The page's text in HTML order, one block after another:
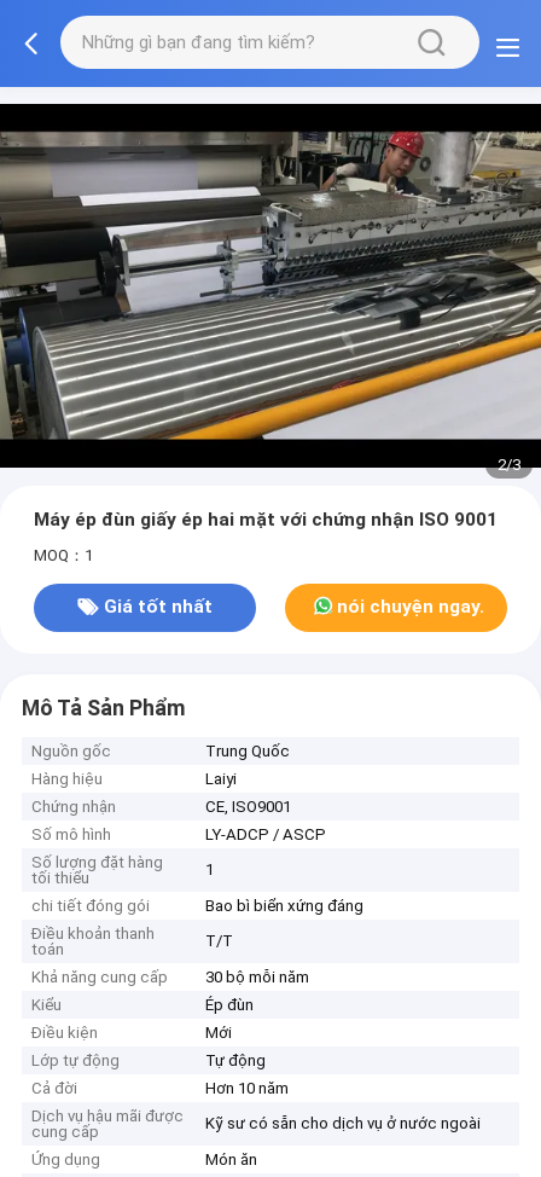
2/3
Máy ép đùn giấy ép hai mặt với chứng nhận ISO 9001
MOQ：1
Giá tốt nhất nói chuyện ngay.
Mô Tả Sản Phẩm
Nguồn gốc
Trung Quốc
Hàng hiệu
Laiyi
Chứng nhận
CE, ISO9001
Số mô hình
LY-ADCP / ASCP
Số lượng đặt hàng
tối thiểu
1
chi tiết đóng gói
Bao bì biển xứng đáng
Điều khoản thanh
toán
T/T
Khả năng cung cấp
30 bộ mỗi năm
Kiểu
Ép đùn
Điều kiện
Mới
Lớp tự động
Tự động
Cả đời
Hơn 10 năm
Dịch vụ hậu mãi được
cung cấp
Kỹ sư có sẵn cho dịch vụ ở nước ngoài
Ứng dụng
Món ăn